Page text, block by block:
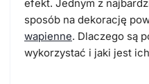
efekt. Jednym z
sposób na dekorację
wapienne. Dlaczego są
wykorzystać i jaki jest